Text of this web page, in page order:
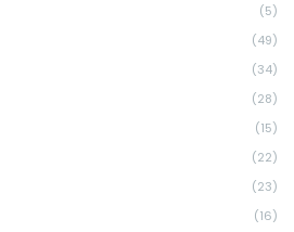
(5)
(49)
(34)
(28)
(15)
(22)
(23)
(16)